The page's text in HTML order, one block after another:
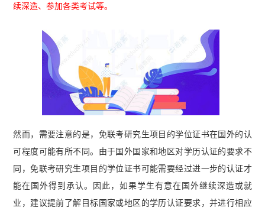
续深造、参加各类考试等。
然而，需要注意的是，免联考研究生项目的学位证书在国外的认
可程度可能有所不同。由于国外国家和地区对学历认证的要求不
同，免联考研究生项目的学位证书可能需要经过进一步的认证才
能在国外得到承认。因此，如果学生有意在国外继续深造或就
业，建议提前了解目标国家或地区的学历认证要求，并进行相应